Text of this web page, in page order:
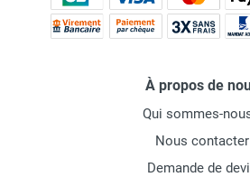
À propos de
Qui sommes-
Nous contacter
Demande de